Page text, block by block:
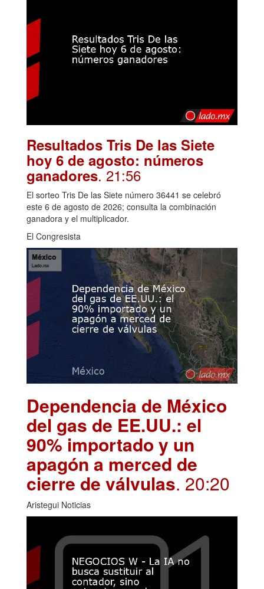
Resultados Tris De las Siete
hoy 6 de agosto: números
ganadores. 21:56
El sorteo Tris De las Siete número 36441 se celebró
este 6 de agosto de 2026; consulta la combinación
ganadora y el multiplicador.
El Congresista
Dependencia de México
del gas de EE.UU.: el
90% importado y un
apagón a merced de
cierre de válvulas. 20:20
Aristegui Noticias